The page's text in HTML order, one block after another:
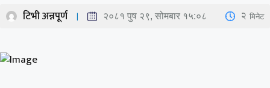
टिभी अन्नपूर्ण २०८१ पुष २९, सोमबार १५:०८ 2 मिनेट